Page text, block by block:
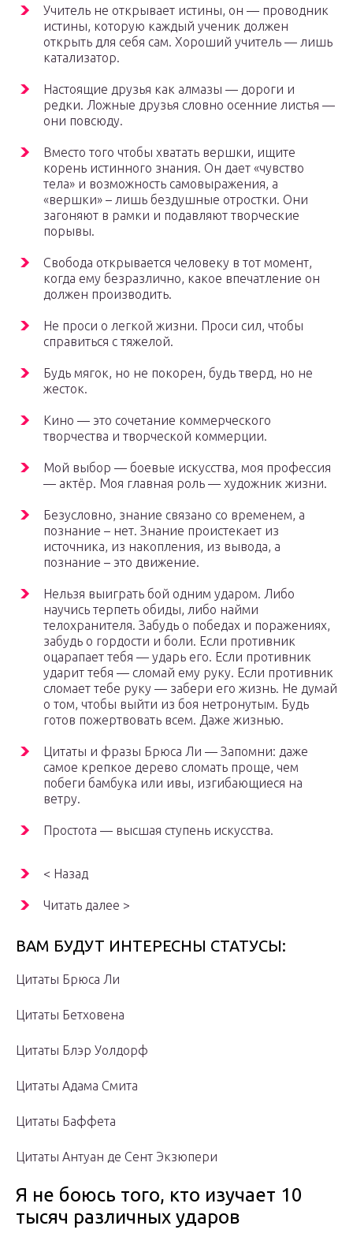
Учитель не открывает истины, он — проводник
истины, которую каждый ученик должен
открыть для себя сам. Хороший учитель — лишь
катализатор.
Настоящие друзья как алмазы — дороги и
редки. Ложные друзья словно осенние листья —
они повсюду.
Вместо того чтобы хватать вершки, ищите
корень истинного знания. Он дает «чувство
тела» и возможность самовыражения, а
«вершки» – лишь бездушные отростки. Они
загоняют в рамки и подавляют творческие
порывы.
Свобода открывается человеку в тот момент,
когда ему безразлично, какое впечатление он
должен производить.
Не проси о легкой жизни. Проси сил, чтобы
справиться с тяжелой.
Будь мягок, но не покорен, будь тверд, но не
жесток.
Кино — это сочетание коммерческого
творчества и творческой коммерции.
Мой выбор — боевые искусства, моя профессия
— актёр. Моя главная роль — художник жизни.
Безусловно, знание связано со временем, а
познание – нет. Знание проистекает из
источника, из накопления, из вывода, а
познание – это движение.
Нельзя выиграть бой одним ударом. Либо
научись терпеть обиды, либо найми
телохранителя. Забудь о победах и поражениях,
забудь о гордости и боли. Если противник
оцарапает тебя — ударь его. Если противник
ударит тебя — сломай ему руку. Если противник
сломает тебе руку — забери его жизнь. Не думай
о том, чтобы выйти из боя нетронутым. Будь
готов пожертвовать всем. Даже жизнью.
Цитаты и фразы Брюса Ли — Запомни: даже
самое крепкое дерево сломать проще, чем
побеги бамбука или ивы, изгибающиеся на
ветру.
Простота — высшая ступень искусства.
< Назад
Читать далее >
ВАМ БУДУТ ИНТЕРЕСНЫ СТАТУСЫ:
Цитаты Брюса Ли
Цитаты Бетховена
Цитаты Блэр Уолдорф
Цитаты Адама Смита
Цитаты Баффета
Цитаты Антуан де Сент Экзюпери
Я не боюсь того, кто изучает 10
тысяч различных ударов